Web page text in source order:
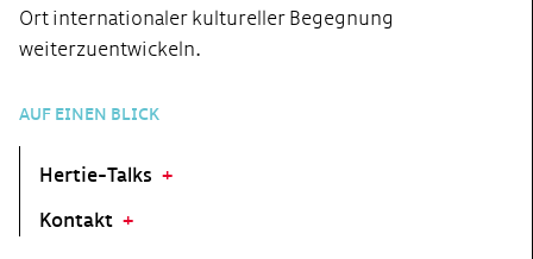
Ort internationaler kultureller Begegnung
weiterzuentwickeln.
AUF EINEN BLICK
Hertie-Talks
Kontakt